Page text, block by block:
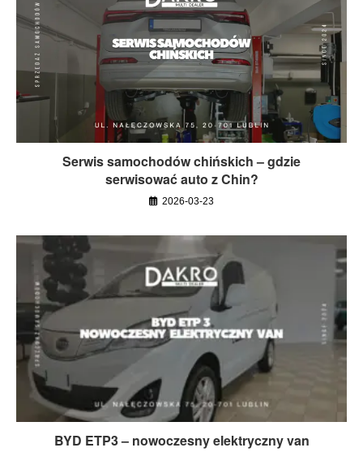
Serwis samochodów chińskich – gdzie
serwisować auto z Chin?
2026-03-23
BYD ETP3 – nowoczesny elektryczny van